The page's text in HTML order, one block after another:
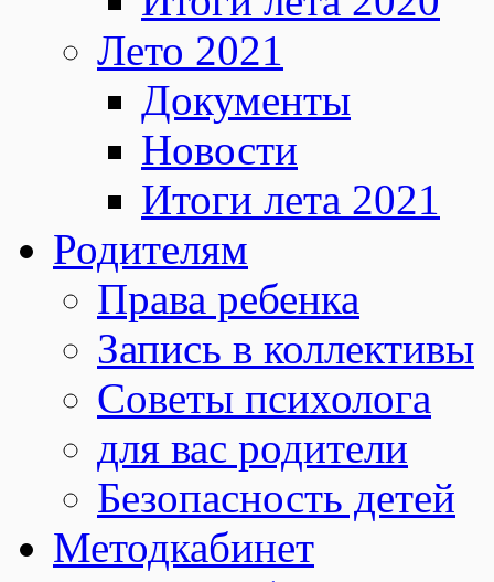
Лето 2021
Документы
Новости
Итоги лета 2021
Родителям
Права ребенка
Запись в коллективы
Советы психолога
для вас родители
Безопасность детей
Методкабинет